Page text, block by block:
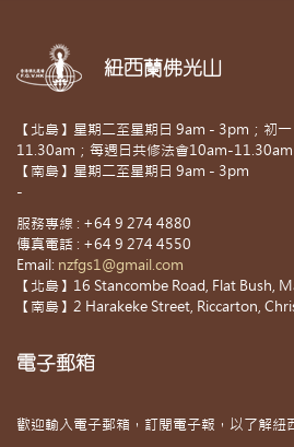
紐西蘭佛光山
【北島】星期二至星期日 9am - 3pm；初
11.30am；每週日共修法會10am-11.30am
【南島】星期二至星期日 9am - 3pm
-
服務專線 : +64 9 274 4880
傳真電話 : +64 9 274 4550
Email: nzfgs1@gmail.com
【北島】16 Stancombe Road, Flat Bush,
【南島】2 Harakeke Street, Riccarton,
電子郵箱
歡迎輸入電子郵箱，訂閱電子報，以了解紐